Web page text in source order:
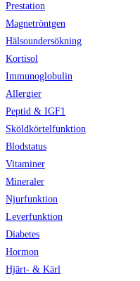
Prestation
Magnetröntgen
Hälsoundersökning
Kortisol
Immunoglobulin
Allergier
Peptid & IGF1
Sköldkörtelfunktion
Blodstatus
Vitaminer
Mineraler
Njurfunktion
Leverfunktion
Diabetes
Hormon
Hjärt- & Kärl